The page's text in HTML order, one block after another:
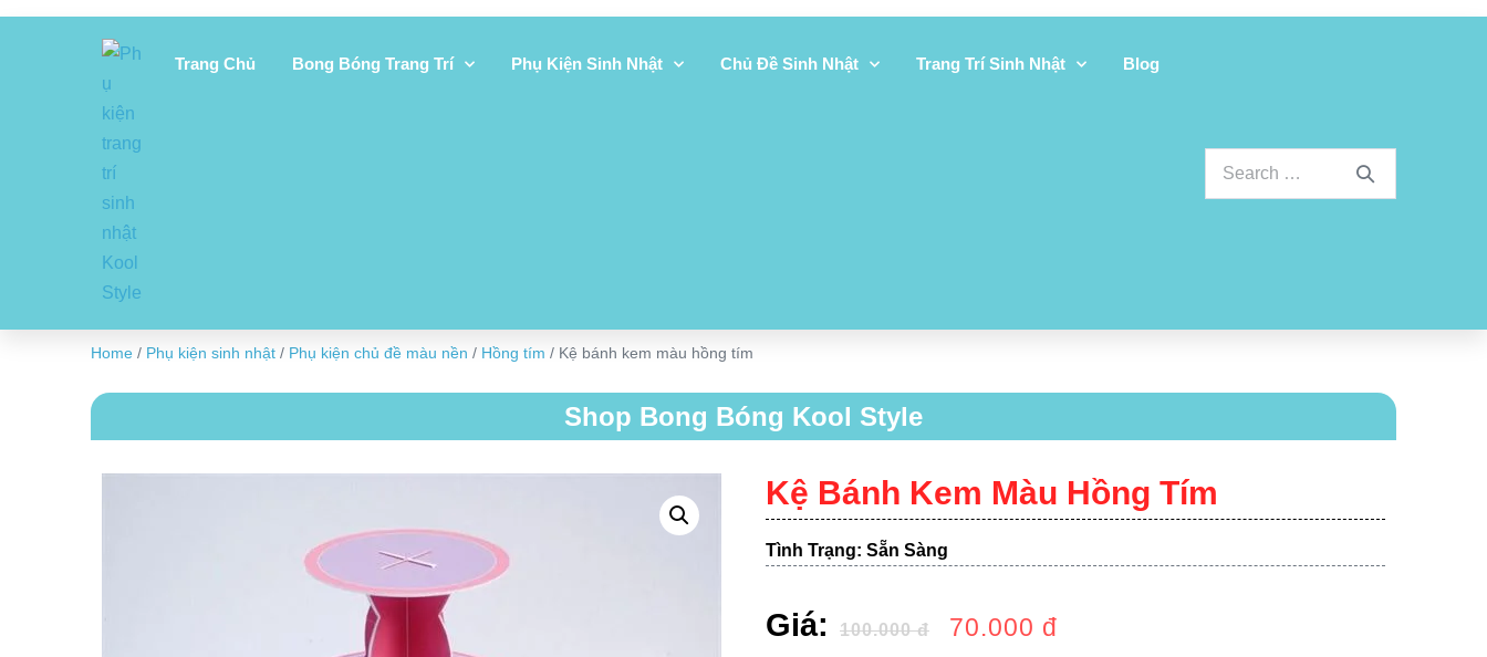
Trang Chủ Bong Bóng Trang Trí Phụ Kiện Sinh Nhật Chủ Đề Sinh Nhật Trang Trí Sinh Nhật Blog
Home / Phụ kiện sinh nhật / Phụ kiện chủ đề màu nền / Hồng tím / Kệ bánh kem màu hồng tím
Shop Bong Bóng Kool Style
Kệ Bánh Kem Màu Hồng Tím
Tình Trạng: Sẵn Sàng
Giá: 100.000đ 70.000 đ